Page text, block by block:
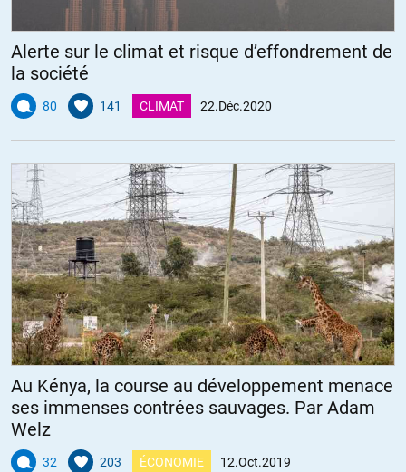
Alerte sur le climat et risque d’effondrement de
la société
80 141 CLIMAT 22.Déc.2020
Au Kénya, la course au développement menace
ses immenses contrées sauvages. Par Adam
Welz
32 203 ÉCONOMIE 12.Oct.2019